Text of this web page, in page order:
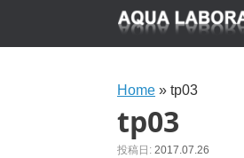
Home » tp03
tp03
投稿日: 2017.07.26